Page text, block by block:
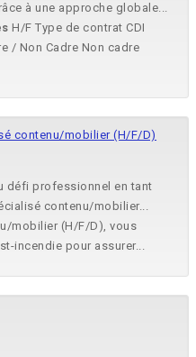
à une approche globale...
H/F Type de contrat CDI
/ Non Cadre Non cadre
contenu/mobilier (H/F/D)
défi professionnel en tant
contenu/mobilier...
mobilier (H/F/D), vous
incendie pour assurer...